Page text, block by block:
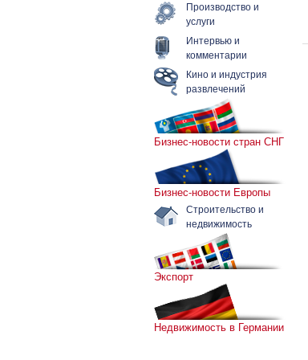
Производство и
услуги
Интервью и
комментарии
Кино и индустрия
развлечений
Бизнес-новости стран СНГ
Бизнес-новости Европы
Строительство и
недвижимость
Экспорт
Недвижимость в Германии